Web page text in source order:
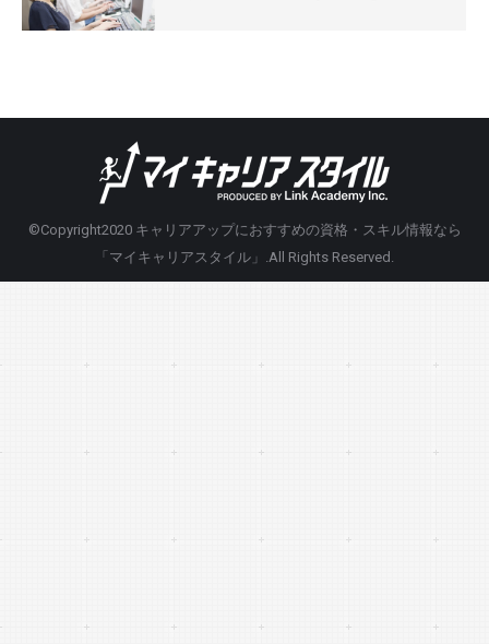
©Copyright2020 キャリアアップにおすすめの資格・スキル情報なら
「マイキャリアスタイル」 .All Rights Reserved.